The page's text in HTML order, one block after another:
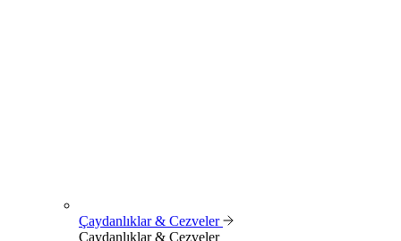
Çaydanlıklar & Cezveler
Çaydanlıklar & Cezveler